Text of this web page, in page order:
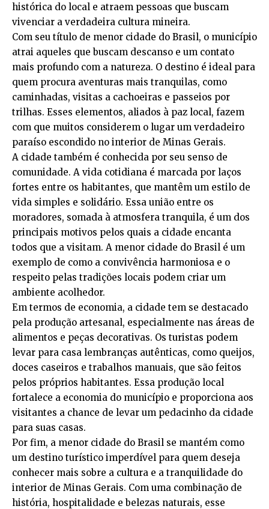
histórica do local e atraem pessoas que buscam
vivenciar a verdadeira cultura mineira.
Com seu título de menor cidade do Brasil, o município
atrai aqueles que buscam descanso e um contato
mais profundo com a natureza. O destino é ideal para
quem procura aventuras mais tranquilas, como
caminhadas, visitas a cachoeiras e passeios por
trilhas. Esses elementos, aliados à paz local, fazem
com que muitos considerem o lugar um verdadeiro
paraíso escondido no interior de Minas Gerais.
A cidade também é conhecida por seu senso de
comunidade. A vida cotidiana é marcada por laços
fortes entre os habitantes, que mantêm um estilo de
vida simples e solidário. Essa união entre os
moradores, somada à atmosfera tranquila, é um dos
principais motivos pelos quais a cidade encanta
todos que a visitam. A menor cidade do Brasil é um
exemplo de como a convivência harmoniosa e o
respeito pelas tradições locais podem criar um
ambiente acolhedor.
Em termos de economia, a cidade tem se destacado
pela produção artesanal, especialmente nas áreas de
alimentos e peças decorativas. Os turistas podem
levar para casa lembranças autênticas, como queijos,
doces caseiros e trabalhos manuais, que são feitos
pelos próprios habitantes. Essa produção local
fortalece a economia do município e proporciona aos
visitantes a chance de levar um pedacinho da cidade
para suas casas.
Por fim, a menor cidade do Brasil se mantém como
um destino turístico imperdível para quem deseja
conhecer mais sobre a cultura e a tranquilidade do
interior de Minas Gerais. Com uma combinação de
história, hospitalidade e belezas naturais, esse